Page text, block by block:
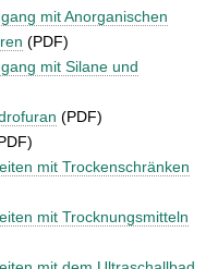
mit Anorganischen
(PDF)
mit Silane und
(PDF)
mit Trockenschränken
mit Trocknungsmitteln